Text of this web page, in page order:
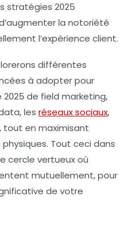
stratégies 2025
la notoriété
l’expérience client.
différentes
à adopter pour
de field marketing,
les réseaux sociaux,
tout en maximisant
Tout ceci dans
cercle vertueux où
mutuellement, pour
de votre